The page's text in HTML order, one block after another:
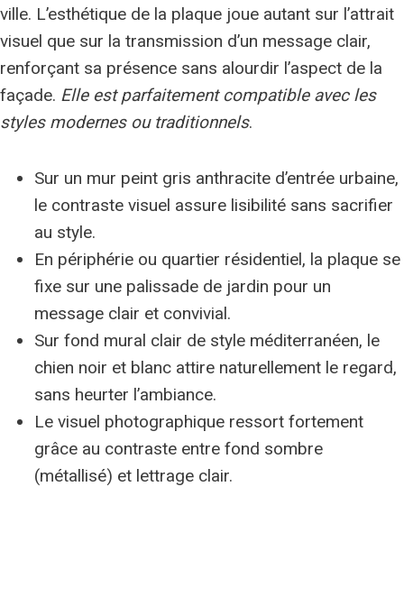
ville. L’esthétique de la plaque joue autant sur l’attrait
visuel que sur la transmission d’un message clair,
renforçant sa présence sans alourdir l’aspect de la
façade. Elle est parfaitement compatible avec les
styles modernes ou traditionnels.
Sur un mur peint gris anthracite d’entrée urbaine,
le contraste visuel assure lisibilité sans sacrifier
au style.
En périphérie ou quartier résidentiel, la plaque se
fixe sur une palissade de jardin pour un
message clair et convivial.
Sur fond mural clair de style méditerranéen, le
chien noir et blanc attire naturellement le regard,
sans heurter l’ambiance.
Le visuel photographique ressort fortement
grâce au contraste entre fond sombre
(métallisé) et lettrage clair.